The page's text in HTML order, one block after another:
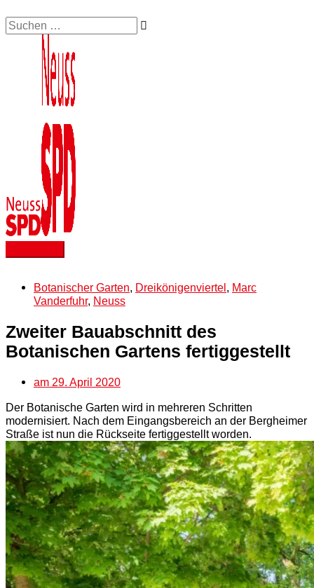
Inhalt
springen
Botanischer Garten, Dreikönigenviertel, Marc
Vanderfuhr, Neuss
Zweiter Bauabschnitt des
Botanischen Gartens fertiggestellt
am 29. April 2020
Der Botanische Garten wird in mehreren Schritten
modernisiert. Nach dem Eingangsbereich an der Bergheimer
Straße ist nun die Rückseite fertiggestellt worden.